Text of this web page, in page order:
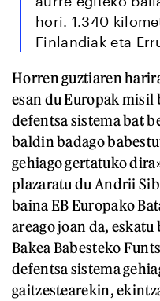
hori. 1.340
Finlandiak eta
Horren guztiaren
esan du Europak
defentsa sistema bat
baldin badago
gehiago gertatuko
plazaratu du Andrii
baina EB Europako
areago joan da,
Bakea Babesteko
defentsa sistema
gaitzestearekin,